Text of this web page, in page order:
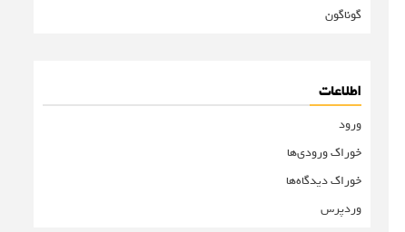
گوناگون
اطلاعات
ورود
خوراک ورودی‌ها
خوراک دیدگاه‌ها
وردپرس